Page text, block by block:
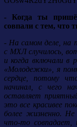
- Когда ты
совпали с тем, что
- На самом деле, на
с МХЛ случилось,
и когда включали в
«Молодежки», я
сердце, потому
начинал, с чего
оставляет
это все красивее
более жизненно. Не
что-то совпадает,